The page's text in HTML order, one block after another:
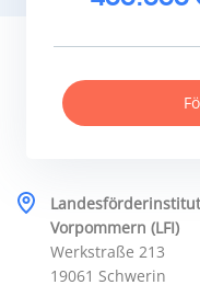
Vorpommern (LFI)
Werkstraße 213
19061 Schwerin